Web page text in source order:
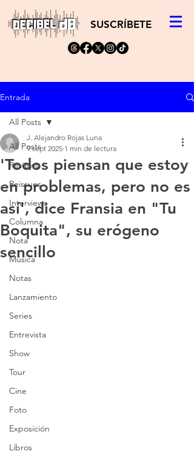
SUSCRÍBETE
Entrada
All Posts
Reviews
Reissues
Interviews
Columna
Nota
Música
Notas
Lanzamiento
Series
Entrevista
Show
Tour
Cine
Foto
Exposición
Libros
All Posts
'Todos piensan que estoy
en problemas, pero no es
así', dice Fransia en "Tu
Boquita", su erógeno
sencillo
J. Alejandro Rojas Luna
9 sept 2025 1 min de lectura